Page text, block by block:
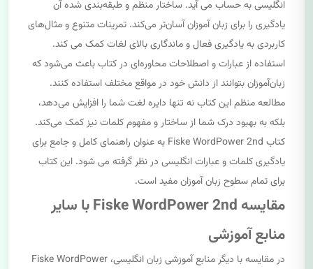
انگلیسی به حساب می آید. ساختار منظم و طبقه‌بندی شده آن
یادگیری را برای زبان آموزان آسان‌تر می‌کند. تمرینات متنوع و مثال‌های
کاربردی به یادگیری فعال و ماندگاری بالای لغات کمک می کند.
استفاده از عبارات و اصطلاحات محاوره‌ای در کتاب باعث می‌شود که
زبان‌آموزان بتوانند از دانش خود در مواقع مختلف استفاده کنند.
مطالعه منظم این کتاب نه تنها دایره لغت شما را افزایش می‌دهد،
بلکه به بهبود درک شما از ساختار و مفهوم کلمات نیز کمک می‌کند.
کتاب Fiske WordPower 2nd به عنوان راهنمای کامل و جامع برای
یادگیری کلمات و عبارات انگلیسی در نظر گرفته می شود. این کتاب
برای تمام سطوح زبان آموزان مفید است.
مقایسه Fiske WordPower 2nd با سایر
منابع آموزشی
در مقایسه با دیگر منابع آموزشی زبان انگلیسی، Fiske WordPower